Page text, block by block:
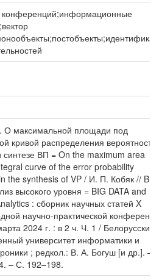
конференций;информационные
О максимальной площади под
кривой распределения
ВП = On the maximum area
curve of the error probability
the synthesis of VP / И. П. Кобяк // BIG
высокого уровня = BIG DATA and
: сборник научных статей X
научно-практической
2024 г. : в 2 ч. Ч. 1 / Белорусский
университет информатики и
; редкол.: В. А. Богуш [и др.]. –
– С. 192–198.